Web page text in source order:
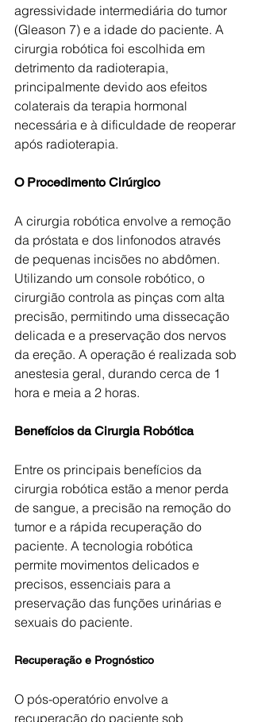
agressividade intermediária do tumor
(Gleason 7) e a idade do paciente. A
cirurgia robótica foi escolhida em
detrimento da radioterapia,
principalmente devido aos efeitos
colaterais da terapia hormonal
necessária e à dificuldade de reoperar
após radioterapia.
O Procedimento Cirúrgico
A cirurgia robótica envolve a remoção
da próstata e dos linfonodos através
de pequenas incisões no abdômen.
Utilizando um console robótico, o
cirurgião controla as pinças com alta
precisão, permitindo uma dissecação
delicada e a preservação dos nervos
da ereção. A operação é realizada sob
anestesia geral, durando cerca de 1
hora e meia a 2 horas.
Benefícios da Cirurgia Robótica
Entre os principais benefícios da
cirurgia robótica estão a menor perda
de sangue, a precisão na remoção do
tumor e a rápida recuperação do
paciente. A tecnologia robótica
permite movimentos delicados e
precisos, essenciais para a
preservação das funções urinárias e
sexuais do paciente.
Recuperação e Prognóstico
O pós-operatório envolve a
recuperação do paciente sob